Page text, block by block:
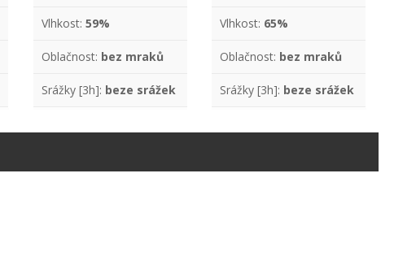
Vlhkost: 59%
Oblačnost: bez mraků
Srážky [3h]: beze srážek
Vlhkost: 65%
Oblačnost: bez mraků
Srážky [3h]: beze srážek